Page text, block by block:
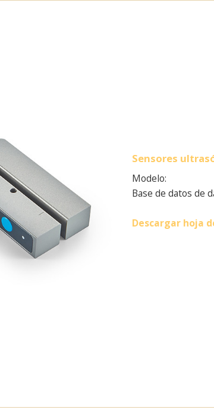
Sensores
Modelo:
Base de datos de
Descargar hoja